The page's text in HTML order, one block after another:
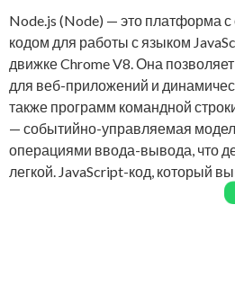
Node.js (Node) — это платформа
кодом для работы с языком
движке Chrome V8. Она
для веб-приложений и
также программ командной
— событийно-управляемая
операциями ввода-вывода, что
легкой. JavaScript-код, который